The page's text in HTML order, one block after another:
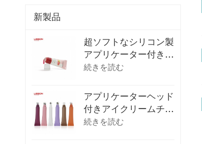
新製品
超ソフトなシリコン製
アプリケーター付きリ
ップグロスチューブ
続きを読む
アプリケーターヘッド
付きアイクリームチュ
ーブパッケージシリー
続きを読む